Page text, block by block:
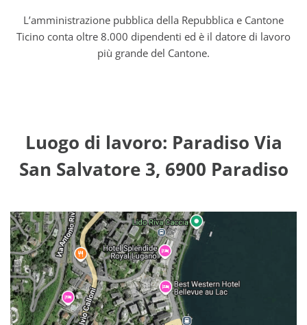
L’amministrazione pubblica della Repubblica e Cantone
Ticino conta oltre 8.000 dipendenti ed è il datore di lavoro
più grande del Cantone.
Luogo di lavoro: Paradiso Via
San Salvatore 3, 6900 Paradiso